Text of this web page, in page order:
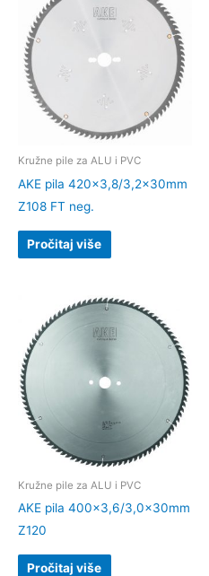
Kružne pile za ALU i PVC
AKE pila 420×3,8/3,2x30mm
Z108 FT neg.
Pročitaj više
Kružne pile za ALU i PVC
AKE pila 400×3,6/3,0x30mm
Z120
Pročitaj više